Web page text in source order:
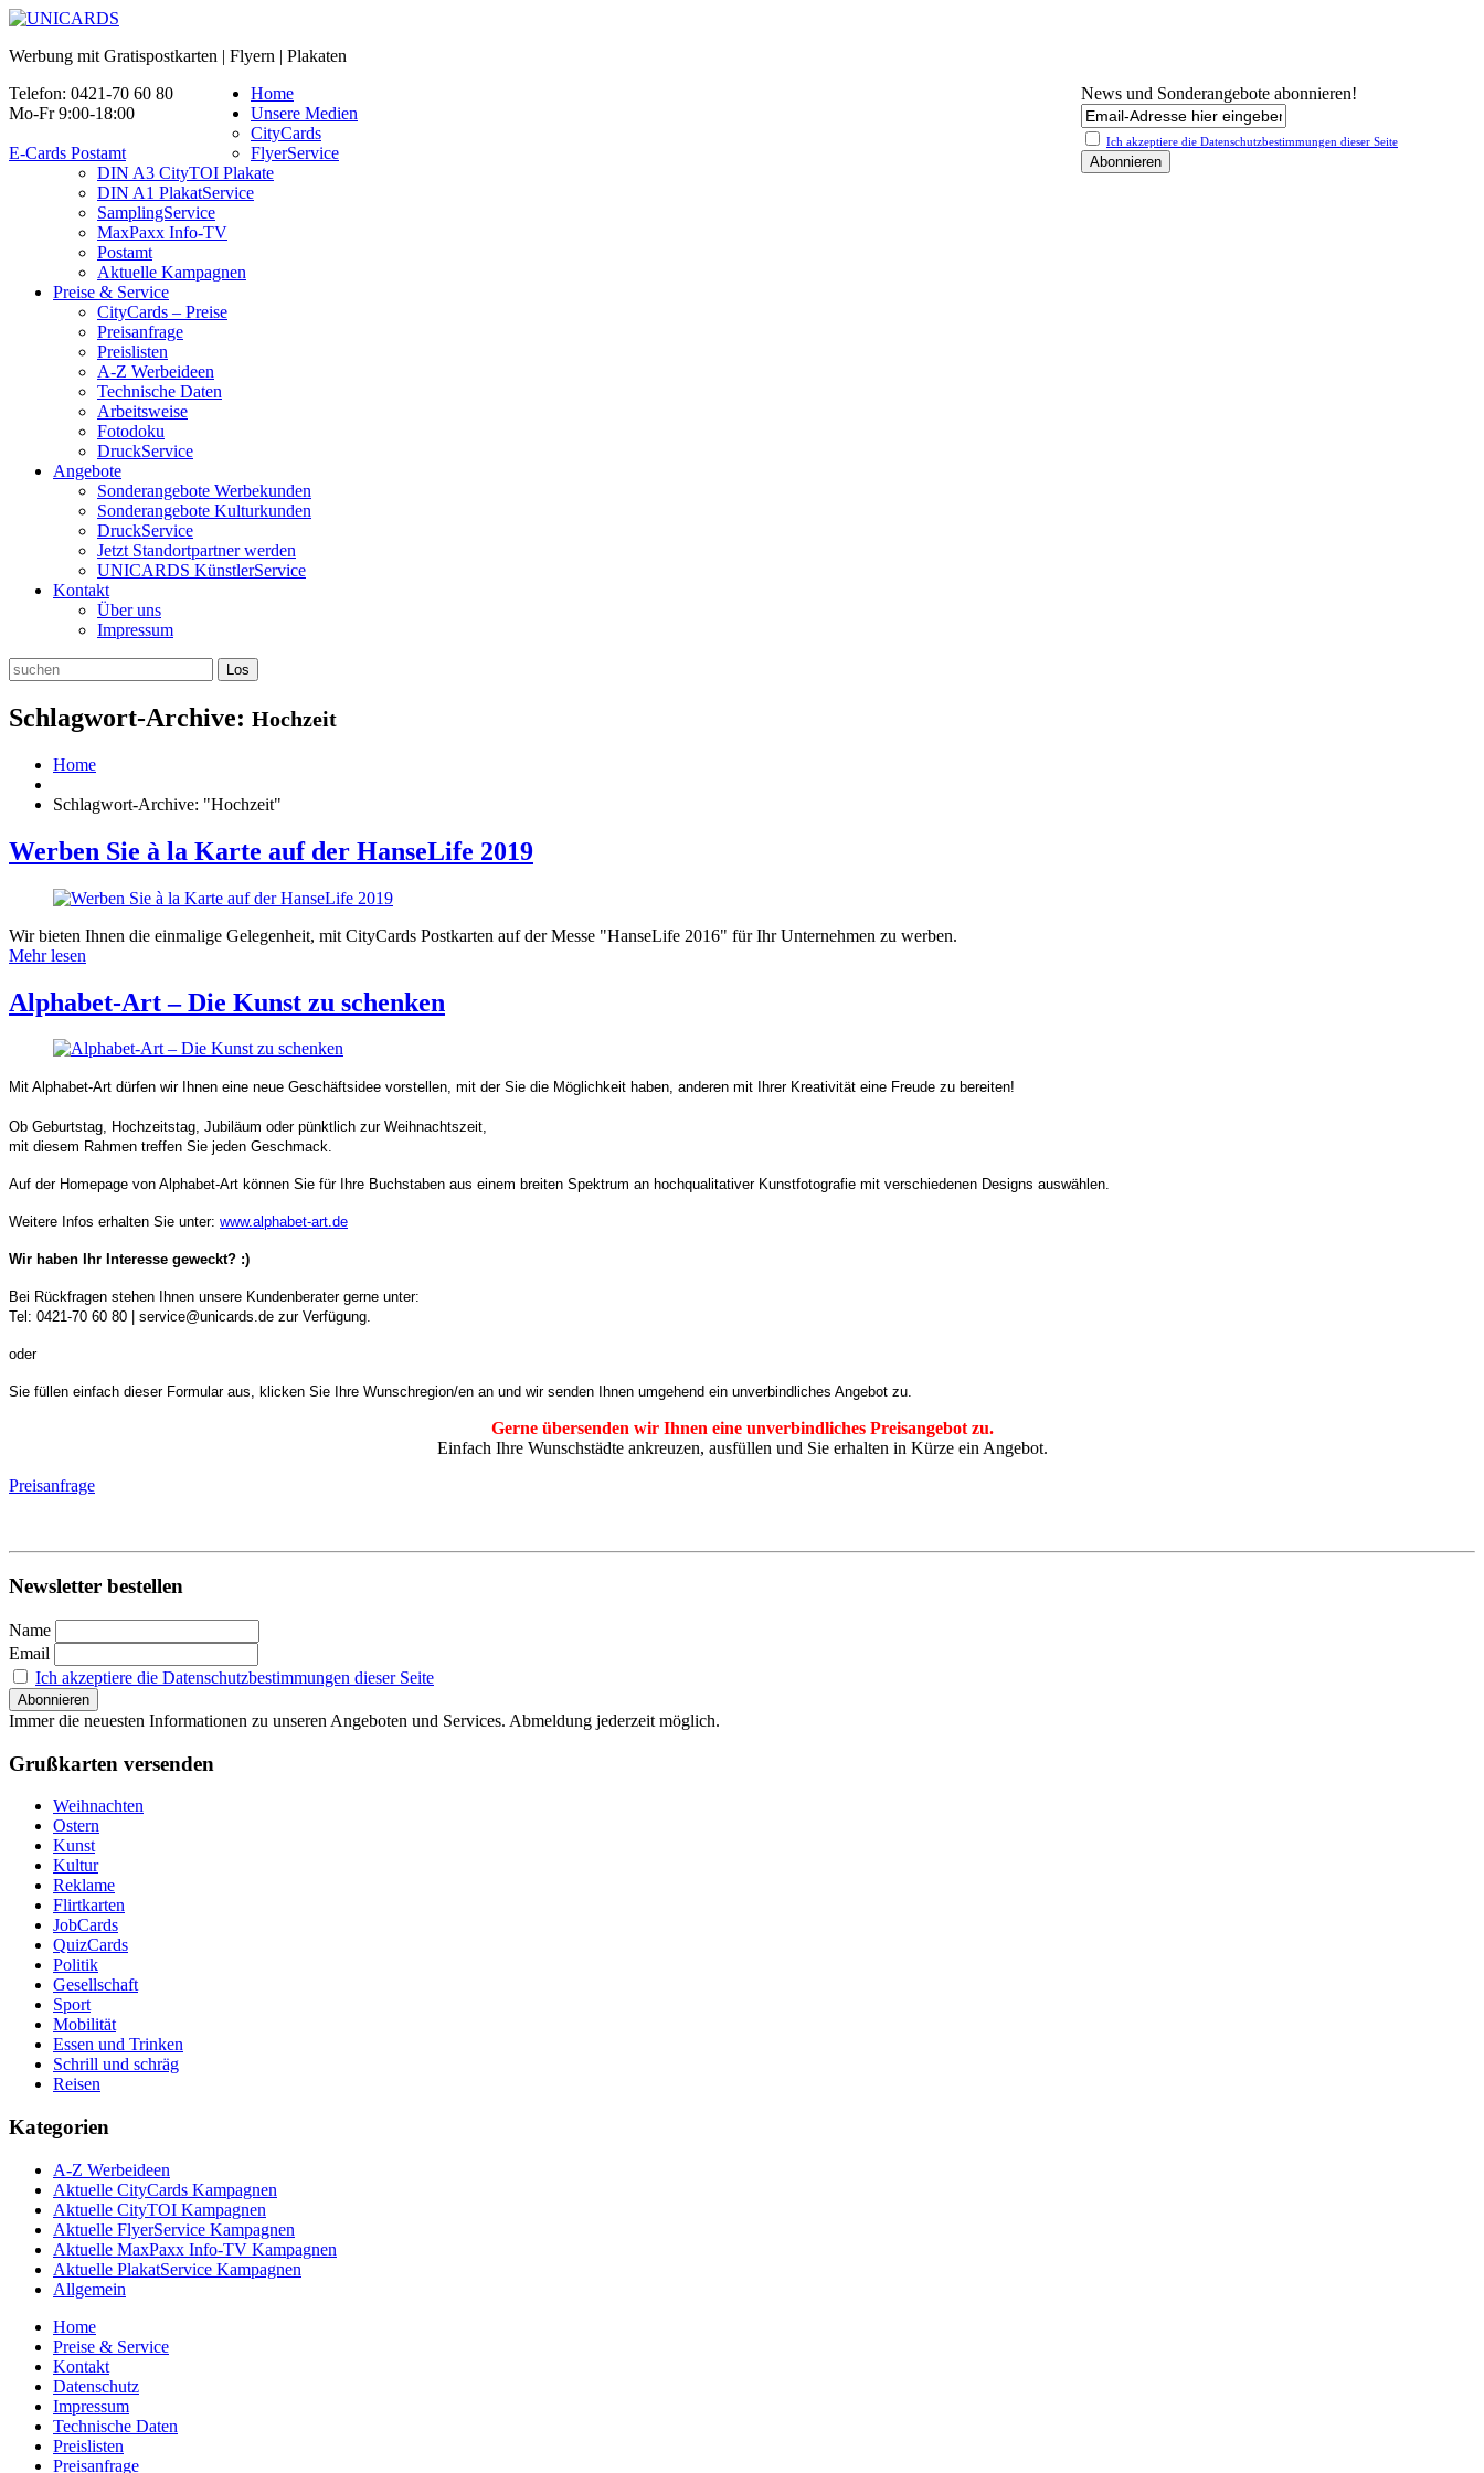
Werbung mit Gratispostkarten | Flyern | Plakaten
Telefon: 0421-70 60 80
Mo-Fr 9:00-18:00
E-Cards Postamt
News und Sonderangebote abonnieren!
Ich akzeptiere die Datenschutz­bestimmungen dieser Seite
Home
Unsere Medien
CityCards
FlyerService
DIN A3 CityTOI Plakate
DIN A1 PlakatService
SamplingService
MaxPaxx Info-TV
Postamt
Aktuelle Kampagnen
Preise & Service
CityCards – Preise
Preisanfrage
Preislisten
A-Z Werbeideen
Technische Daten
Arbeitsweise
Fotodoku
DruckService
Angebote
Sonderangebote Werbekunden
Sonderangebote Kulturkunden
DruckService
Jetzt Standortpartner werden
UNICARDS KünstlerService
Kontakt
Über uns
Impressum
Schlagwort-Archive: Hochzeit
Home
Schlagwort-Archive: "Hochzeit"
Werben Sie à la Karte auf der HanseLife 2019
Wir bieten Ihnen die einmalige Gelegenheit, mit CityCards Postkarten auf der Messe "HanseLife 2016" für Ihr Unternehmen zu werben.
Mehr lesen
Alphabet-Art – Die Kunst zu schenken
Mit Alphabet-Art dürfen wir Ihnen eine neue Geschäftsidee vorstellen, mit der Sie die Möglichkeit haben, anderen mit Ihrer Kreativität eine Freude zu bereiten!
Ob Geburtstag, Hochzeitstag, Jubiläum oder pünktlich zur Weihnachtszeit,
mit diesem Rahmen treffen Sie jeden Geschmack.
Auf der Homepage von Alphabet-Art können Sie für Ihre Buchstaben aus einem breiten Spektrum an hochqualitativer Kunstfotografie mit verschiedenen Designs auswählen.
Weitere Infos erhalten Sie unter: www.alphabet-art.de
Wir haben Ihr Interesse geweckt? :)
Bei Rückfragen stehen Ihnen unsere Kundenberater gerne unter:
Tel: 0421-70 60 80 | service@unicards.de zur Verfügung.
oder
Sie füllen einfach dieser Formular aus, klicken Sie Ihre Wunschregion/en an und wir senden Ihnen umgehend ein unverbindliches Angebot zu.
Gerne übersenden wir Ihnen eine unverbindliches Preisangebot zu.
Einfach Ihre Wunschstädte ankreuzen, ausfüllen und Sie erhalten in Kürze ein Angebot.
Preisanfrage
Newsletter bestellen
Name
Email
Ich akzeptiere die Datenschutzbestimmungen dieser Seite
Immer die neuesten Informationen zu unseren Angeboten und Services. Abmeldung jederzeit möglich.
Grußkarten versenden
Weihnachten
Ostern
Kunst
Kultur
Reklame
Flirtkarten
JobCards
QuizCards
Politik
Gesellschaft
Sport
Mobilität
Essen und Trinken
Schrill und schräg
Reisen
Kategorien
A-Z Werbeideen
Aktuelle CityCards Kampagnen
Aktuelle CityTOI Kampagnen
Aktuelle FlyerService Kampagnen
Aktuelle MaxPaxx Info-TV Kampagnen
Aktuelle PlakatService Kampagnen
Allgemein
Home
Preise & Service
Kontakt
Datenschutz
Impressum
Technische Daten
Preislisten
Preisanfrage